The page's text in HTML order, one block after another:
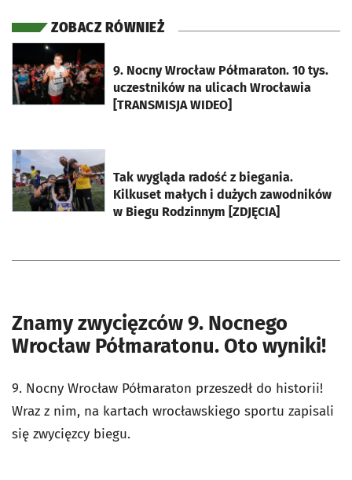
ZOBACZ RÓWNIEŻ
9. Nocny Wrocław Półmaraton. 10 tys.
uczestników na ulicach Wrocławia
[TRANSMISJA WIDEO]
otworzy się w nowej karcie
Tak wygląda radość z biegania.
Kilkuset małych i dużych zawodników
w Biegu Rodzinnym [ZDJĘCIA]
otworzy się w nowej karcie
Znamy zwycięzców 9. Nocnego
Wrocław Półmaratonu. Oto wyniki!
9. Nocny Wrocław Półmaraton przeszedł do historii!
Wraz z nim, na kartach wrocławskiego sportu zapisali
się zwycięzcy biegu.